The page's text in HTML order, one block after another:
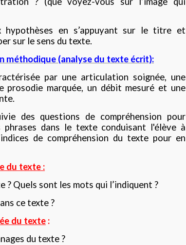
hypothèses en s’appuyant sur le titre et
sur le sens du texte.
méthodique (analyse du texte écrit):
par une articulation soignée, une
prosodie marquée, un débit mesuré et une
des questions de compréhension pour
phrases dans le texte conduisant l'élève à
de compréhension du texte pour en
du texte :
? Quels sont les mots qui l’indiquent ?
ce texte ?
du texte :
du texte ?